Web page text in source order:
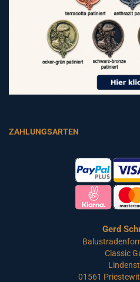
ZAHLUNGSARTEN
Gerd
Classic
01561